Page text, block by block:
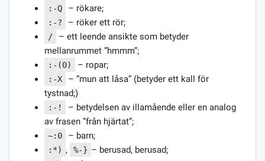
:-Q – rökare;
:-? – röker ett rör;
/
– ett leende ansikte som betyder
mellanrummet ”hmmm”;
:-(0) – ropar;
:-X
– ”mun att låsa” (betyder ett kall för
tystnad;)
:-!
– betydelsen av illamående eller en analog
av frasen ”från hjärtat”;
~:0 – barn;
:*) , %-} – berusad, berusad;